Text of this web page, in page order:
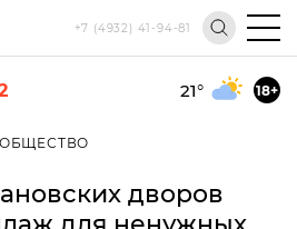
+7 (4932) 41-94-81
21° 18+
ОБЩЕСТВО
дворов